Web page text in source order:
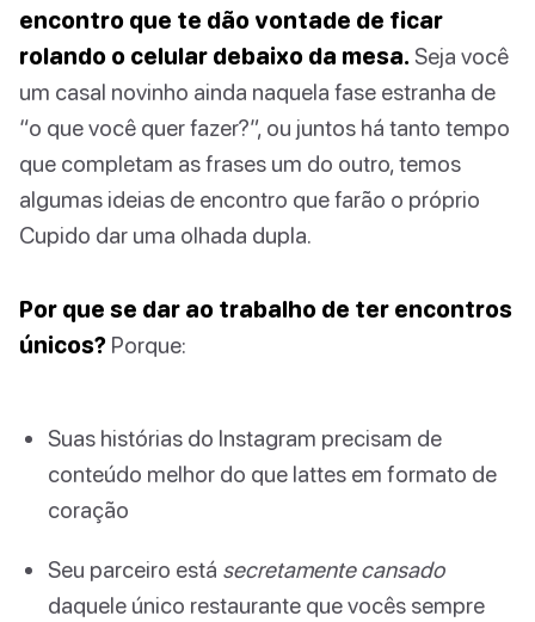
encontro que te dão vontade de ficar
rolando o celular debaixo da mesa. Seja você
um casal novinho ainda naquela fase estranha de
“o que você quer fazer?”, ou juntos há tanto tempo
que completam as frases um do outro, temos
algumas ideias de encontro que farão o próprio
Cupido dar uma olhada dupla.
Por que se dar ao trabalho de ter encontros
únicos? Porque:
Suas histórias do Instagram precisam de
conteúdo melhor do que lattes em formato de
coração
Seu parceiro está secretamente cansado
daquele único restaurante que vocês sempre